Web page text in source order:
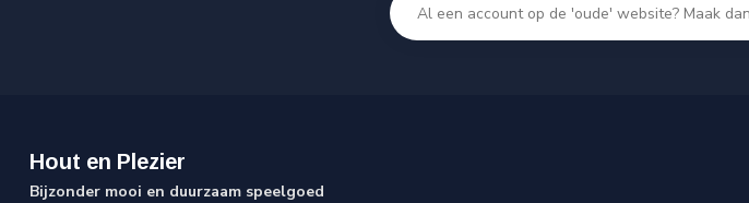
Hout en Plezier
Bijzonder mooi en duurzaam speelgoed